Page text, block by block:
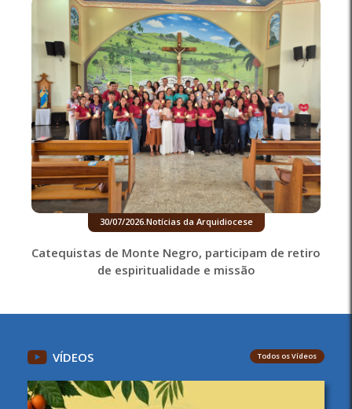
30/07/2026.Notícias da Arquidiocese
Catequistas de Monte Negro, participam de retiro
de espiritualidade e missão
VÍDEOS Todos os Vídeos